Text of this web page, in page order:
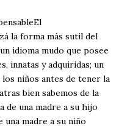
la forma más sutil del
idioma mudo que posee
innatas y adquiridas; un
niños antes de tener la
bien sabemos de la
de una madre a su hijo
madre a su niño